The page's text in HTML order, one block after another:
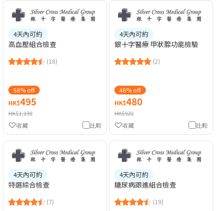
4天內可約
高血壓組合檢查
(18)
58% off
HK$495
HK$1,190
比較
收藏
4天內可約
銀十字醫療 甲狀腺功能檢驗
(2)
48% off
HK$480
HK$920
比較
收藏
4天內可約
特選綜合檢查
(7)
4天內可約
糖尿病跟進組合檢查
(19)